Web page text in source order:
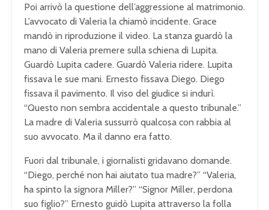
Poi arrivò la questione dell’aggressione al matrimonio.
L’avvocato di Valeria la chiamò incidente. Grace
mandò in riproduzione il video. La stanza guardò la
mano di Valeria premere sulla schiena di Lupita.
Guardò Lupita cadere. Guardò Valeria ridere. Lupita
fissava le sue mani. Ernesto fissava Diego. Diego
fissava il pavimento. Il viso del giudice si indurì.
“Questo non sembra accidentale a questo tribunale.”
La madre di Valeria sussurrò qualcosa con rabbia al
suo avvocato. Ma il danno era fatto.
Fuori dal tribunale, i giornalisti gridavano domande.
“Diego, perché non hai aiutato tua madre?” “Valeria,
ha spinto la signora Miller?” “Signor Miller, perdona
suo figlio?” Ernesto guidò Lupita attraverso la folla